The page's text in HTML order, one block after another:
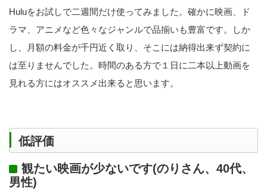
Huluをお試しで二週間だけ使ってみました。確かに映画、ド
ラマ、アニメなど色々なジャンルで品揃いも豊富です。しか
し、月額の料金が千円近く取り、そこには納得出来ず契約に
は至りませんでした。時間のある方で１日に二本以上動画を
見れる方にはオススメ出来ると思います。
低評価
観たい映画が少ないです(のりさん、40代、
男性)